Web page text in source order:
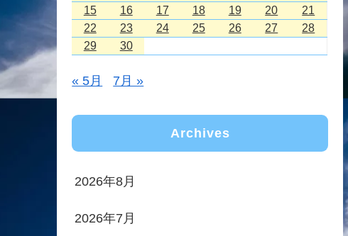
15
16 17 18 19 20
21
22
23 24 25 26 27
28
29
30
« 5月 7月 »
Archives
2026年8月
2026年7月